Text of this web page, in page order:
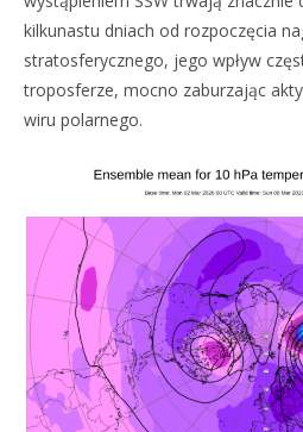
kilkunastu dniach od rozpoczęcia
stratosferycznego, jego wpływ
troposferze, mocno zaburzając
wiru polarnego.